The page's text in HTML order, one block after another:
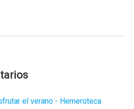
el verano - Hemeroteca